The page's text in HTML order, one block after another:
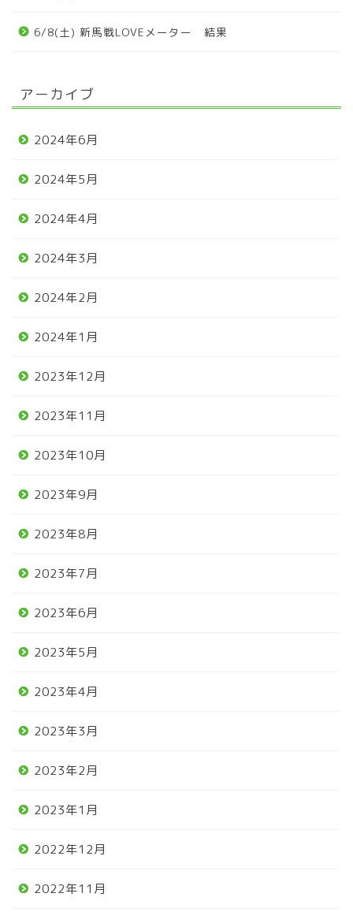
6/8(土) 新馬戦LOVEメーター 結果
アーカイブ
2024年6月
2024年5月
2024年4月
2024年3月
2024年2月
2024年1月
2023年12月
2023年11月
2023年10月
2023年9月
2023年8月
2023年7月
2023年6月
2023年5月
2023年4月
2023年3月
2023年2月
2023年1月
2022年12月
2022年11月